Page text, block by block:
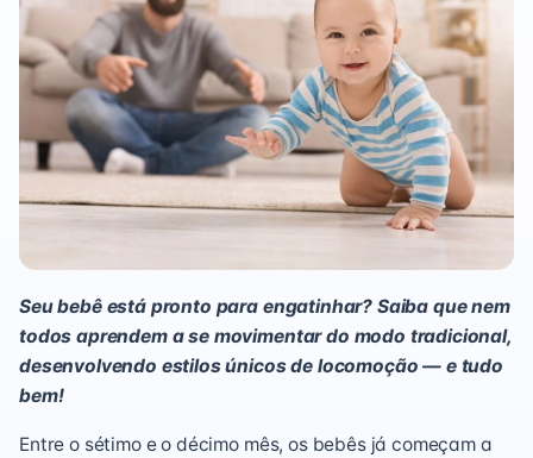
Seu bebê está pronto para engatinhar? Saiba que nem
todos aprendem a se movimentar do modo tradicional,
desenvolvendo estilos únicos de locomoção — e tudo
bem!
Entre o sétimo e o décimo mês, os bebês já começam a